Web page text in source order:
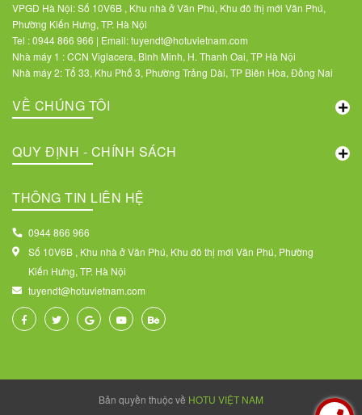
VPGD Hà Nội: Số 10V6B , Khu nhà ở Văn Phú, Khu đô thị mới Văn Phú,
Phường Kiến Hưng, TP. Hà Nội
Tel : 0944 866 966 | Email: tuyendt@hotuvietnam.com
Nhà máy 1 : CCN Viglacera, Bình Minh, H. Thanh Oai, TP Hà Nội
Nhà máy 2: Tổ 33, Khu Phố 3, Phường Trảng Dài, TP Biên Hòa, Đồng Nai
VỀ CHÚNG TÔI
QUY ĐỊNH - CHÍNH SÁCH
THÔNG TIN LIÊN HỆ
0944 866 966
Số 10V6B , Khu nhà ở Văn Phú, Khu đô thị mới Văn Phú, Phường
Kiến Hưng, TP. Hà Nội
tuyendt@hotuvietnam.com
Bản quyền thuộc về HOTU VIỆT NAM